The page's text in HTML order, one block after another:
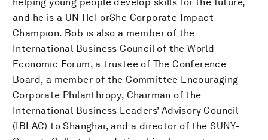
and he is a UN HeForShe Corporate Impact
Champion. Bob is also a member of the
International Business Council of the World
Economic Forum, a trustee of The Conference
Board, a member of the Committee Encouraging
Corporate Philanthropy, Chairman of the
International Business Leaders’ Advisory Council
(IBLAC) to Shanghai, and a director of the SUNY-